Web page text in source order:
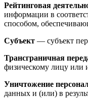
Рейтинговая
информации в
способом,
Субъект — субъект
Трансграничная
физическому лицу или
Уничтожение
данных и (или) в